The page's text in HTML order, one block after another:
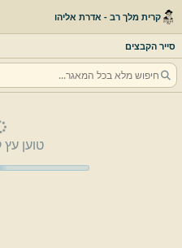
קרית מלך רב - אדרת אליהו
סייר הקבצים
טוען